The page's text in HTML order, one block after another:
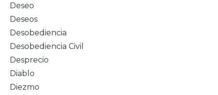
Deseo
Deseos
Desobediencia
Desobediencia Civil
Desprecio
Diablo
Diezmo